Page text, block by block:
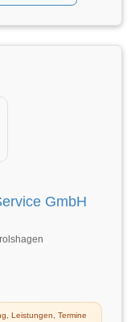
GmbH
Leistungen, Termine